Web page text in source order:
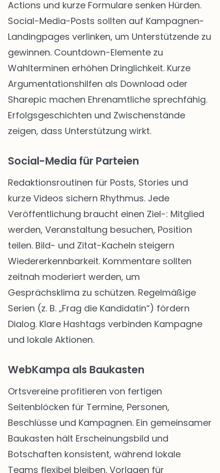
Actions und kurze Formulare senken Hürden.
Social-Media-Posts sollten auf Kampagnen-
Landingpages verlinken, um Unterstützende zu
gewinnen. Countdown-Elemente zu
Wahlterminen erhöhen Dringlichkeit. Kurze
Argumentationshilfen als Download oder
Sharepic machen Ehrenamtliche sprechfähig.
Erfolgsgeschichten und Zwischenstände
zeigen, dass Unterstützung wirkt.
Social-Media für Parteien
Redaktionsroutinen für Posts, Stories und
kurze Videos sichern Rhythmus. Jede
Veröffentlichung braucht einen Ziel-: Mitglied
werden, Veranstaltung besuchen, Position
teilen. Bild- und Zitat-Kacheln steigern
Wiedererkennbarkeit. Kommentare sollten
zeitnah moderiert werden, um
Gesprächsklima zu schützen. Regelmäßige
Serien (z. B. „Frag die Kandidatin“) fördern
Dialog. Klare Hashtags verbinden Kampagne
und lokale Aktionen.
WebKampa als Baukasten
Ortsvereine profitieren von fertigen
Seitenblöcken für Termine, Personen,
Beschlüsse und Kampagnen. Ein gemeinsamer
Baukasten hält Erscheinungsbild und
Botschaften konsistent, während lokale
Teams flexibel bleiben. Vorlagen für